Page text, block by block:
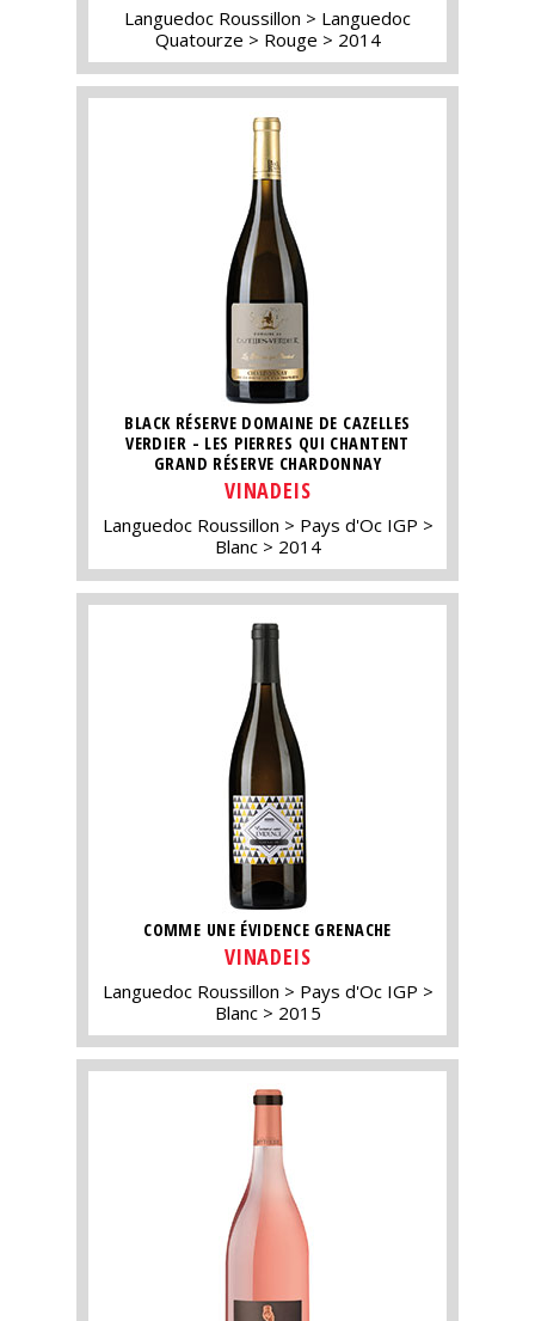
Languedoc Roussillon
Languedoc
Quatourze
Rouge 2014
BLACK RÉSERVE DOMAINE DE CAZELLES
VERDIER - LES PIERRES QUI CHANTENT
GRAND RÉSERVE CHARDONNAY
VINADEIS
Languedoc Roussillon
Pays d'Oc IGP
Blanc
2014
COMME UNE ÉVIDENCE GRENACHE
VINADEIS
Languedoc Roussillon
Pays d'Oc IGP
Blanc
2015